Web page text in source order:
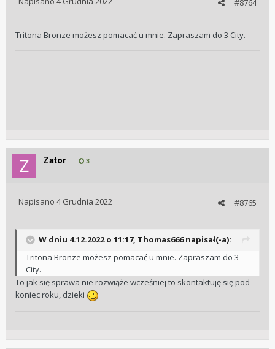
Tritona Bronze możesz pomacać u mnie. Zapraszam do 3 City.
Zator 3
#8765
Napisano 4 Grudnia 2022
W dniu 4.12.2022 o 11:17, Thomas666napisał(-a):
Tritona Bronze możesz pomacać u mnie. Zapraszam do 3
City.
To jak się sprawa nie rozwiąże wcześniej to skontaktuję się pod
koniec roku, dzieki